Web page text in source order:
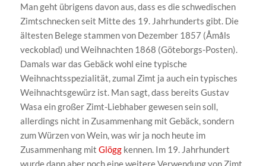
Man geht übrigens davon aus, dass es die schwedischen
Zimtschnecken seit Mitte des 19. Jahrhunderts gibt. Die
ältesten Belege stammen von Dezember 1857 (Åmåls
veckoblad) und Weihnachten 1868 (Göteborgs-Posten).
Damals war das Gebäck wohl eine typische
Weihnachtsspezialität, zumal Zimt ja auch ein typisches
Weihnachtsgewürz ist. Man sagt, dass bereits Gustav
Wasa ein großer Zimt-Liebhaber gewesen sein soll,
allerdings nicht in Zusammenhang mit Gebäck, sondern
zum Würzen von Wein, was wir ja noch heute im
Zusammenhang mit Glöggkennen. Im 19. Jahrhundert
wurde dann aber noch eine weitere Verwendung von Zimt